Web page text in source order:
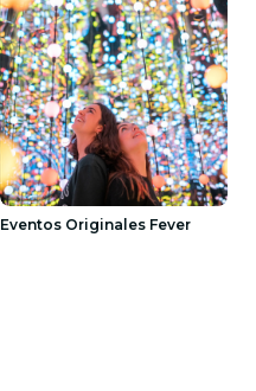
Eventos Originales Fever